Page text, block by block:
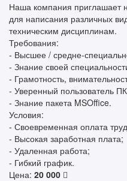
Наша компания приглашает
для написания различных
техническим дисциплинам.
Требования:
- Высшее / средне-
- Знание своей
- Грамотность,
- Уверенный пользователь
- Знание пакета MSOffice.
Условия:
- Своевременная оплата
- Высокая заработная плата;
- Удаленная работа;
- Гибкий график.
Цена: 20 000